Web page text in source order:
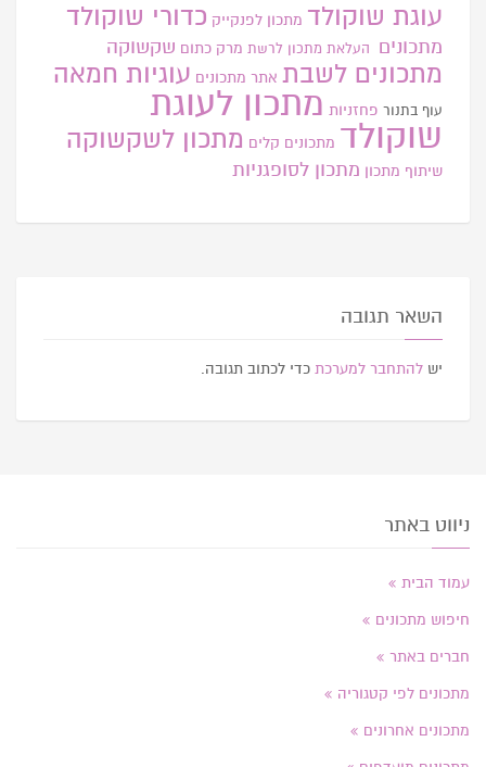
עוגת שוקולד מתכון לפנקייק כדורי שוקולד
מתכונים העלאת מתכון לרשת מרק כתום שקשוקה
מתכונים לשבת אתר מתכונים עוגיות חמאה
עוף בתנור פחזניות מתכון לעוגת
שוקולד מתכונים קלים מתכון לשקשוקה
שיתוף מתכון מתכון לסופגניות
השאר תגובה
יש להתחבר למערכת כדי לכתוב תגובה.
ניווט באתר
עמוד הבית
חיפוש מתכונים
חברים באתר
מתכונים לפי קטגוריה
מתכונים אחרונים